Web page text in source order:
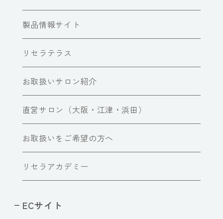
製品情報サイト
リセラテラス
お取扱いサロン紹介
直営サロン（大阪・江津・浜田）
お取扱いをご希望の方へ
リセラアカデミー
ECサイト